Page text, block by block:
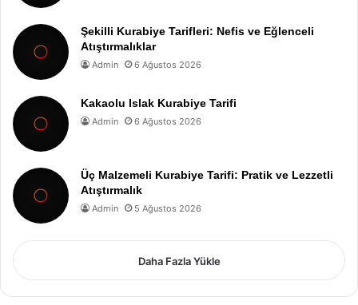
Şekilli Kurabiye Tarifleri: Nefis ve Eğlenceli
Atıştırmalıklar
Admin 6 Ağustos 2026
Kakaolu Islak Kurabiye Tarifi
Admin 6 Ağustos 2026
Üç Malzemeli Kurabiye Tarifi: Pratik ve Lezzetli
Atıştırmalık
Admin 5 Ağustos 2026
Daha Fazla Yükle